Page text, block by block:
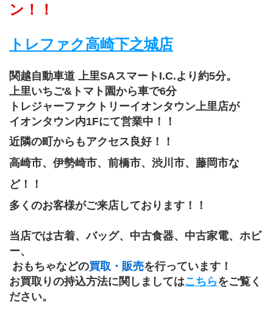
ン！！
トレファク高崎下之城店
関越自動車道 上里SAスマートI.C.より約5分。
上里いちご&トマト園から車で6分
トレジャーファクトリーイオンタウン上里店が
イオンタウン内1Fにて営業中！！
近隣の町からもアクセス良好！！
高崎市、伊勢崎市、前橋市、渋川市、藤岡市な
ど！！
多くのお客様がご来店しております！！
当店では古着、バッグ、中古食器、中古家電、﻿ホビ
ー、
おもちゃなどの買取・販売を行っています！
お買取りの持込方法に関しましてはこちら をご覧く
ださい。